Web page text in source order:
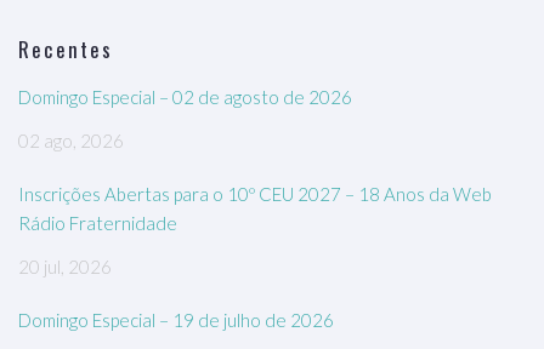
Recentes
Domingo Especial – 02 de agosto de 2026
02 ago, 2026
Inscrições Abertas para o 10º CEU 2027 – 18 Anos da Web
Rádio Fraternidade
20 jul, 2026
Domingo Especial – 19 de julho de 2026